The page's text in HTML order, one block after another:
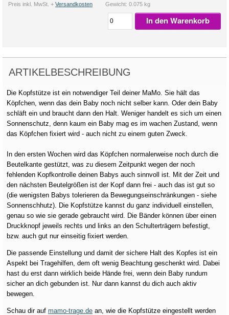
Preis inkl. MwSt. + Versandkosten Gewicht: 0.075 kg
In den Warenkorb
ARTIKELBESCHREIBUNG
Die Kopfstütze ist ein notwendiger Teil deiner MaMo. Sie hält das
Köpfchen, wenn das dein Baby noch nicht selber kann. Oder dein Baby
schläft ein und braucht dann den Halt. Weniger handelt es sich um einen
Sonnenschutz, denn kaum ein Baby mag es im wachen Zustand, wenn
das Köpfchen fixiert wird - auch nicht zu einem guten Zweck.
In den ersten Wochen wird das Köpfchen normalerweise noch durch die
Beutelkante gestützt, was zu diesem Zeitpunkt wegen der noch
fehlenden Kopfkontrolle deinen Babys auch sinnvoll ist. Mit der Zeit und
den nächsten Beutelgrößen ist der Kopf dann frei - auch das ist gut so
(die wenigsten Babys tolerieren da Bewegungseinschränkungen - siehe
Sonnenschhutz). Die Kopfstütze kannst du ganz individuell einstellen,
genau so wie sie gerade gebraucht wird. Die Bänder können über einen
Druckknopf jeweils rechts und links an den Schulterträgern befestigt,
bzw. auch gut nur einseitig fixiert werden.
Die passende Einstellung und damit der sichere Halt des Kopfes ist ein
Aspekt bei Tragehilfen, dem oft wenig Beachtung geschenkt wird. Dabei
hast du erst dann wirklich beide Hände frei, wenn dein Baby rundum
sicher an dich gebunden ist. Nur dann kannst du dich auch aktiv
bewegen.
Schau dir auf mamo-trage.de an, wie die Kopfstütze eingestellt werden